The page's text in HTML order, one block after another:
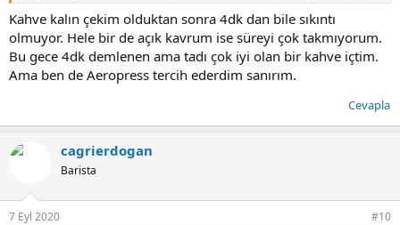
Kahve kalın çekim olduktan sonra 4dk dan bile sıkıntı
olmuyor. Hele bir de açık kavrum ise süreyi çok takmıyorum.
Bu gece 4dk demlenen ama tadı çok iyi olan bir kahve içtim.
Ama ben de Aeropress tercih ederdim sanırım.
Cevapla
cagrierdogan
Barista
7 Eyl 2020 #10